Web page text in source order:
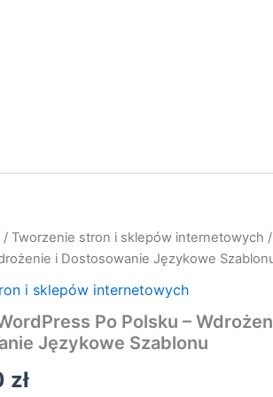
/ Tworzenie stron i sklepów internetowych
i Dostosowanie Językowe
i sklepów internetowych
Po Polsku –
Językowe Szablonu
zł